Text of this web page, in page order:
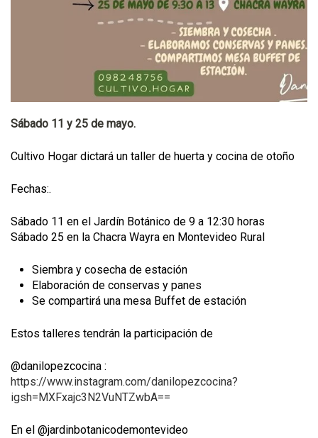
Sábado 11 y 25 de mayo.
Cultivo Hogar dictará un taller de huerta y cocina de otoño
Fechas:.
Sábado 11 en el Jardín Botánico de 9 a 12:30 horas
Sábado 25 en la Chacra Wayra en Montevideo Rural
Siembra y cosecha de estación
Elaboración de conservas y panes
Se compartirá una mesa Buffet de estación
Estos talleres tendrán la participación de
@danilopezcocina :
https://www.instagram.com/danilopezcocina?
igsh=MXFxajc3N2VuNTZwbA==
En el @jardinbotanicodemontevideo